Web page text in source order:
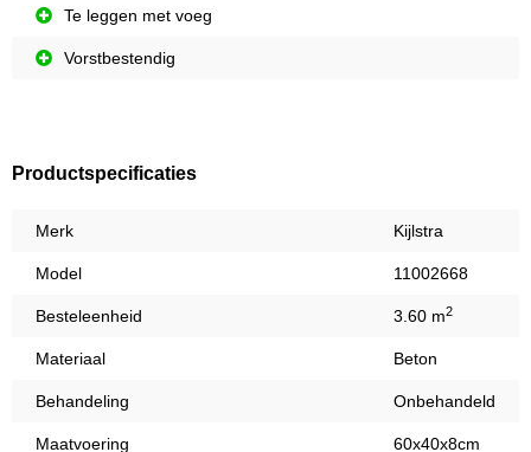
Te leggen met voeg
Vorstbestendig
Productspecificaties
Merk Kijlstra
Model 11002668
Besteleenheid 3.60 m2
Materiaal Beton
Behandeling Onbehandeld
Maatvoering 60x40x8cm